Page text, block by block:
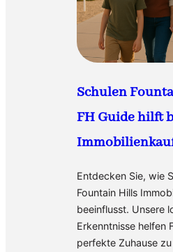
Schulen
FH Guide hilft
Entdecken Sie, wie
Fountain Hills
beeinflusst. Unsere
Erkenntnisse helfen
perfekte Zuhause